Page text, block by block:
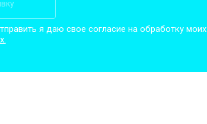
я даю свое согласие на обработку моих